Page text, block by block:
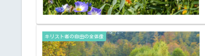
キリスト者の自由の全体像